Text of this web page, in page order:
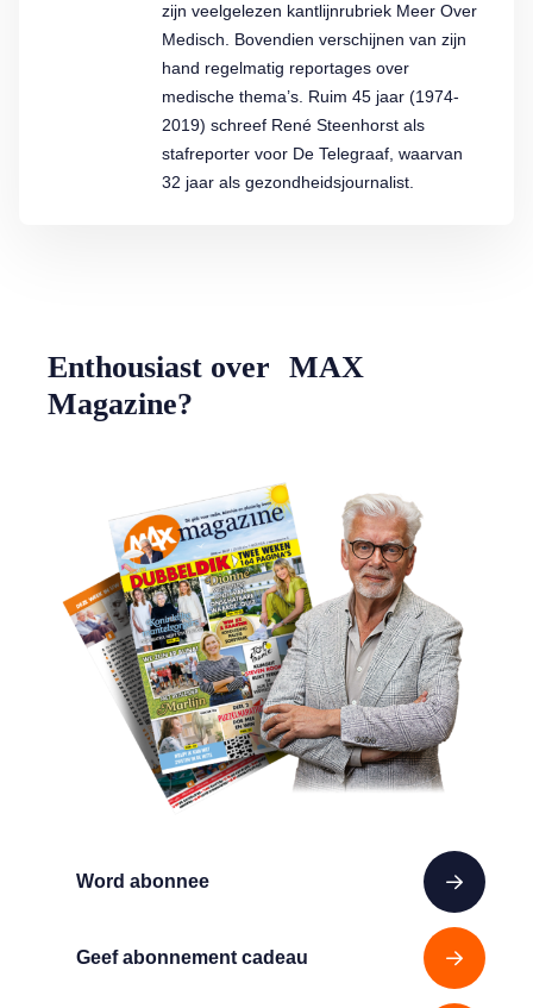
zijn veelgelezen kantlijnrubriek Meer Over
Medisch. Bovendien verschijnen van zijn
hand regelmatig reportages over
medische thema’s. Ruim 45 jaar (1974-
2019) schreef René Steenhorst als
stafreporter voor De Telegraaf, waarvan
32 jaar als gezondheidsjournalist.
Word abonnee
Geef abonnement cadeau
Enthousiast over MAX
Magazine?